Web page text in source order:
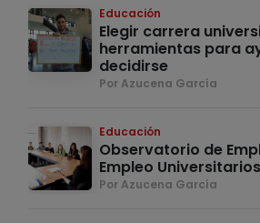
Educación
Elegir carrera
herramientas para
decidirse
Por Azucena García
Educación
Observatorio de
Empleo Universitarios
Por Azucena García